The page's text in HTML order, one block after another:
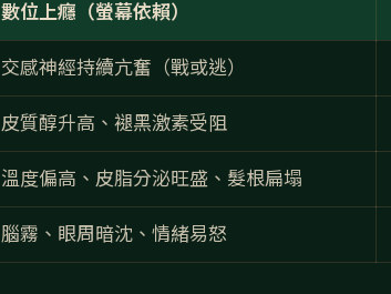
數位上癮（螢幕依賴）
交感神經持續亢奮（戰或逃）
皮質醇升高、褪黑激素受阻
溫度偏高、皮脂分泌旺盛、髮根扁塌
腦霧、眼周暗沈、情緒易怒